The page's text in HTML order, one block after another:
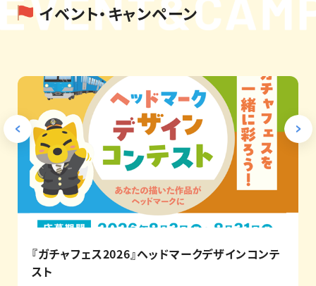
イベント・キャンペーン
『ガチャフェス2026』ヘッドマークデザインコンテ
スト